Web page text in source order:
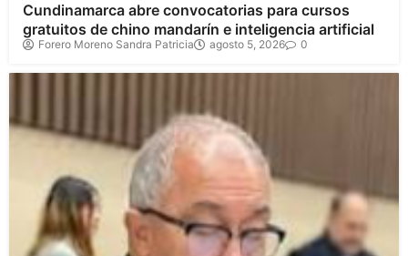
Cundinamarca abre convocatorias para cursos
gratuitos de chino mandarín e inteligencia artificial
Forero Moreno Sandra Patricia agosto 5, 2026 0